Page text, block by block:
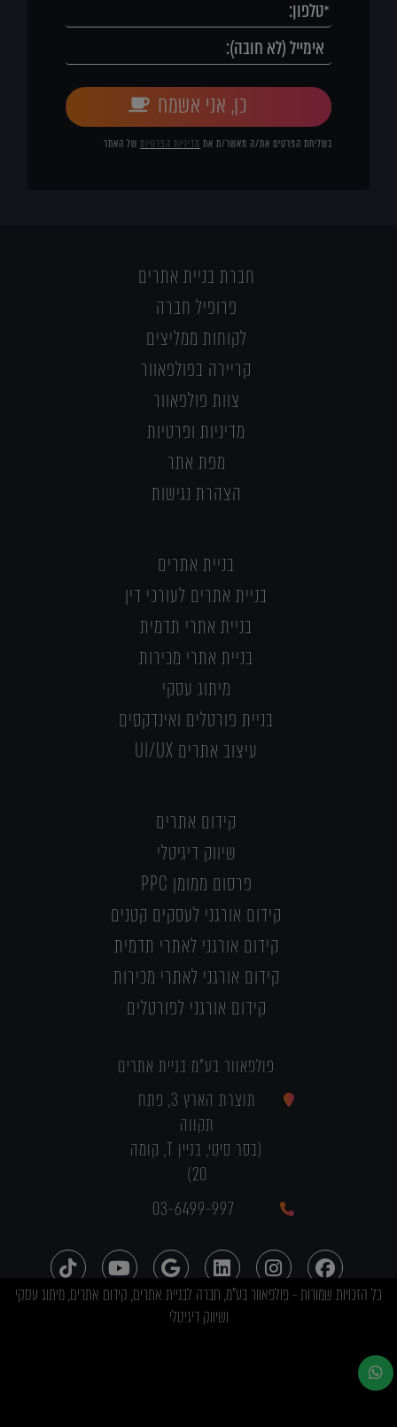
כן, אני אשמח
בשליחת הפרטים את/ה מאשר/ת את מדיניות הפרטיותשל האתר
חברת בניית אתרים
פרופיל חברה
לקוחות ממליצים
קריירה בפולפאוור
צוות פולפאוור
מדיניות ופרטיות
מפת אתר
הצהרת נגישות
בניית אתרים
בניית אתרים לעורכי דין
בניית אתרי תדמית
בניית אתרי מכירות
מיתוג עסקי
בניית פורטלים ואינדקסים
עיצוב אתרים UI/UX
קידום אתרים
שיווק דיגיטלי
פרסום ממומן PPC
קידום אורגני לעסקים קטנים
קידום אורגני לאתרי תדמית
קידום אורגני לאתרי מכירות
קידום אורגני לפורטלים
פולפאוור בע"מ בניית אתרים
תוצרת הארץ 3, פתח
תקווה
(בסר סיטי, בניין T, קומה
20)
03-6499-997
כל הזכויות שמורות - פולפאוור בע"מ, חברה לבניית אתרים, קידום אתרים, מיתוג עסקי
ושיווק דיגיטלי